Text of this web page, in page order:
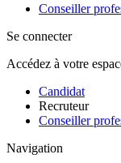
Conseiller
Se connecter
Accédez à votre
Candidat
Recruteur
Conseiller
Navigation